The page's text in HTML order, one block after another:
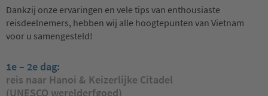
Dankzij onze ervaringen en vele tips van enthousiaste
reisdeelnemers, hebben wij alle hoogtepunten van Vietnam
voor u samengesteld!
1e – 2e dag:
reis naar Hanoi & Keizerlijke Citadel
(UNESCO werelderfgoed)